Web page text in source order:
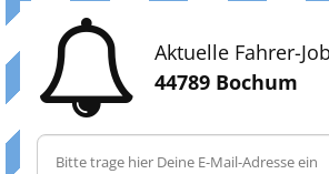
Aktuelle Fahrer-
44789 Bochum